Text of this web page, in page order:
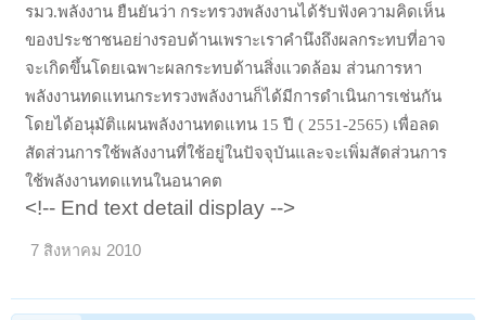
รมว.พลังงาน ยืนยันว่า กระทรวงพลังงานได้รับฟังความคิดเห็น
ของประชาชนอย่างรอบด้านเพราะเราคำนึงถึงผลกระทบที่อาจ
จะเกิดขึ้นโดยเฉพาะผลกระทบด้านสิ่งแวดล้อม ส่วนการหา
พลังงานทดแทนกระทรวงพลังงานก็ได้มีการดำเนินการเช่นกัน
โดยได้อนุมัติแผนพลังงานทดแทน 15ปี( 2551-2565) เพื่อลด
สัดส่วนการใช้พลังงานที่ใช้อยู่ในปัจจุบันและจะเพิ่มสัดส่วนการ
ใช้พลังงานทดแทนในอนาคต
<!-- End text detail display -->
7 สิงหาคม 2010